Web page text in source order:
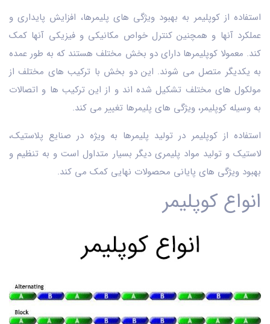
استفاده از کوپلیمر به بهبود ویژگی‌ های پلیمرها، افزایش پایداری و
عملکرد آنها و همچنین کنترل خواص مکانیکی و فیزیکی آنها کمک
کند. معمولا کوپلیمرها دارای دو بخش مختلف هستند که به طور عمده
به یکدیگر متصل می ‌شوند. این دو بخش با ترکیب ‌های مختلف از
مولکول ‌های مختلف تشکیل شده اند و از این ترکیب ‌ها و اتصالات
به وسیله کوپلیمر، ویژگی‌ های پلیمرها تغییر می‌ کند.
استفاده از کوپلیمر در تولید پلیمرها به ویژه در صنایع پلاستیک،
لاستیک و تولید مواد پلیمری دیگر بسیار متداول است و به تنظیم و
بهبود ویژگی ‌های پایانی محصولات نهایی کمک می ‌کند.
انواع کوپلیمر